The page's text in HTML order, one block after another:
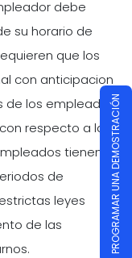
debe
su horario de
que los
con anticipacion
de los empleados.
respecto a las
tienen
de
leyes
de las
PROGRAMAR UNA DEMOSTRACIÓN